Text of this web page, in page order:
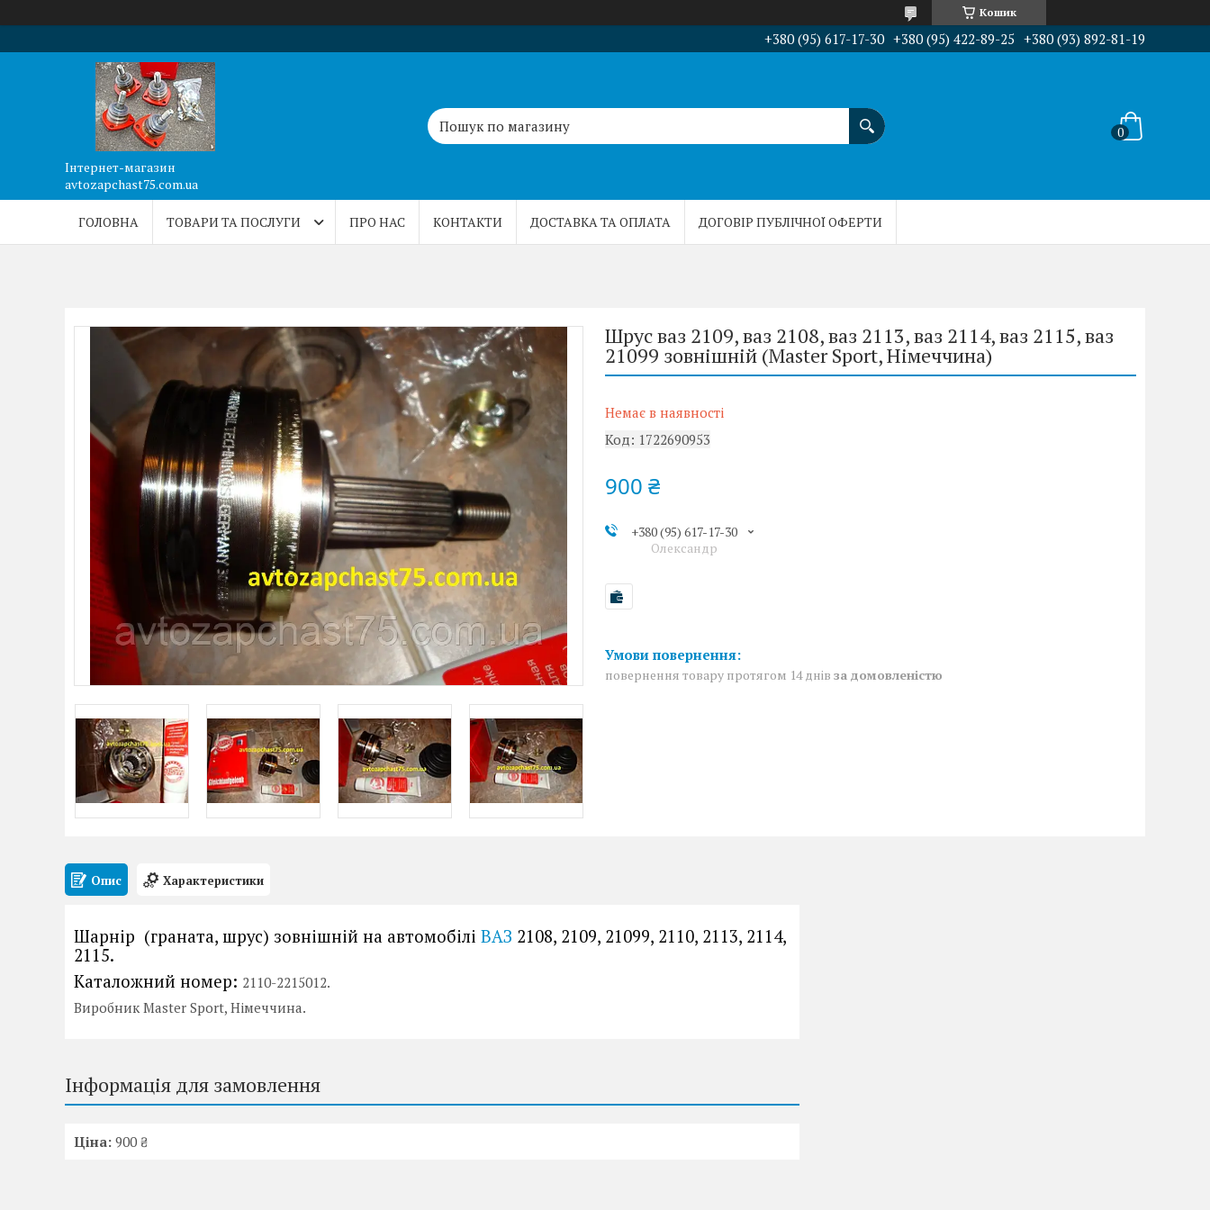
Кошик
+380 (95) 617-17-30 +380 (95) 422-89-25 +380 (93) 892-81-19
Інтернет-магазин
avtozapchast75.com.ua
ГОЛОВНА ТОВАРИ ТА ПОСЛУГИ ПРО НАС КОНТАКТИ ДОСТАВКА ТА ОПЛАТА ДОГОВІР ПУБЛІЧНОЇ ОФЕРТИ
Шрус ваз 2109, ваз 2108, ваз 2113, ваз 2114, ваз 2115, ваз
21099 зовнішній (Master Sport, Німеччина)
Немає в наявності
Код: 1722690953
900 ₴
+380 (95) 617-17-30
Олександр
повернення товару протягом 14 днів за домовленістю
Опис Характеристики
Шарнір (граната, шрус) зовнішній на автомобілі ВАЗ 2108, 2109, 21099, 2110, 2113, 2114,
2115.
Каталожний номер: 2110-2215012.
Виробник Master Sport, Німеччина.
Інформація для замовлення
Ціна: 900 ₴